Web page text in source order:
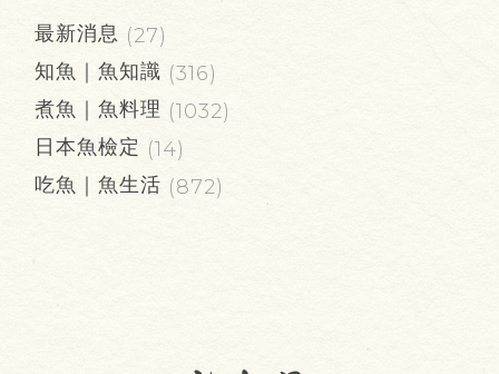
最新消息 (27)
知魚｜魚知識 (316)
煮魚｜魚料理 (1032)
日本魚檢定 (14)
吃魚｜魚生活 (872)